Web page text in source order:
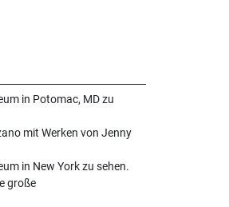
in Potomac, MD zu
mit Werken von Jenny
in New York zu sehen.
große